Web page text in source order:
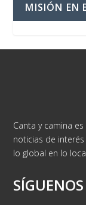
MISIÓN EN
Canta y camina
noticias de
lo global en lo
SÍGUENOS